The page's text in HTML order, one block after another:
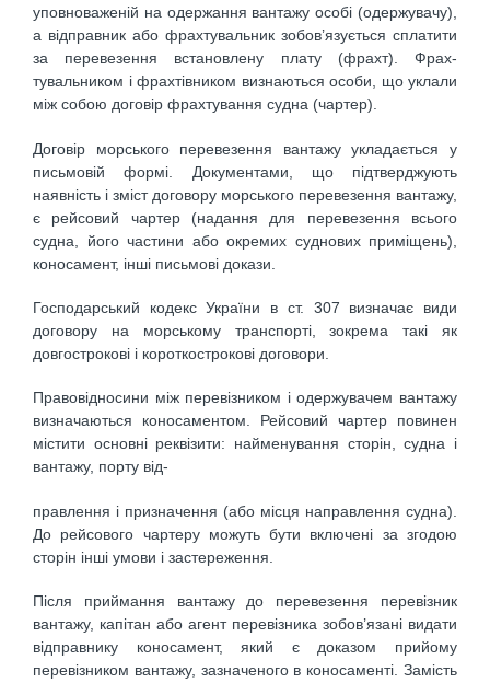
уповноваженій на одержання вантажу особі (одержувачу),
а відправник або фрахтувальник зобов’язується сплатити
за перевезення встановлену плату (фрахт). Фрах­
тувальником і фрахтівником визнаються особи, що уклали
між собою договір фрахтування судна (чартер).
Договір морського перевезення вантажу укладається у
письмовій формі. Документами, що підтверджують
наявність і зміст договору морського перевезення вантажу,
є рейсовий чартер (надання для перевезення всього
судна, його частини або окремих суднових приміщень),
коносамент, інші письмові докази.
Господарський кодекс України в ст. 307 визначає види
договору на морському транспорті, зокрема такі як
довгострокові і короткострокові договори.
Правовідносини між перевізником і одержувачем вантажу
визначаються коносаментом. Рейсовий чартер повинен
містити основні реквізити: найменування сторін, судна і
вантажу, порту від-
правлення і призначення (або місця направлення судна).
До рейсового чартеру можуть бути включені за згодою
сторін інші умови і застереження.
Після приймання вантажу до перевезення перевізник
вантажу, капітан або агент перевізника зобов’язані видати
відправнику коносамент, який є доказом прийому
перевізником вантажу, зазначеного в коносаменті. Замість